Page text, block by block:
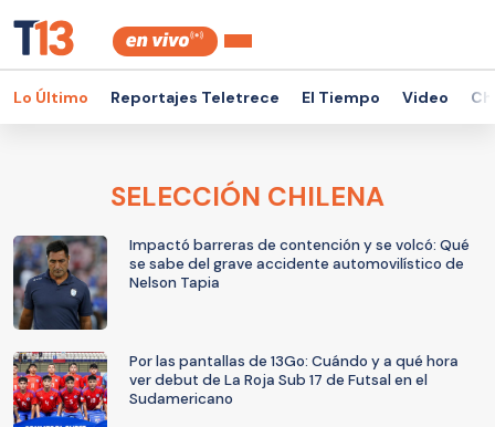
Lo Último Reportajes Teletrece El Tiempo Video
SELECCIÓN CHILENA
Impactó barreras de contención y se volcó: Qué
se sabe del grave accidente automovilístico de
Nelson Tapia
Por las pantallas de 13Go: Cuándo y a qué hora
ver debut de La Roja Sub 17 de Futsal en el
Sudamericano